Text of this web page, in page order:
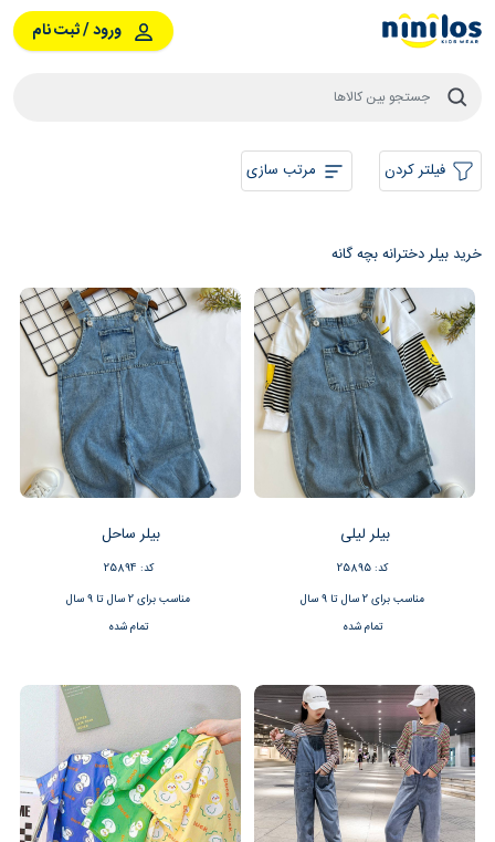
ورود / ثبت نام
فیلتر کردن مرتب سازی
خرید بیلر دخترانه بچه گانه
بیلر لیلی
کد: 25895
مناسب برای 2 سال تا 9 سال
تمام شده
بیلر ساحل
کد: 25894
مناسب برای 2 سال تا 9 سال
تمام شده